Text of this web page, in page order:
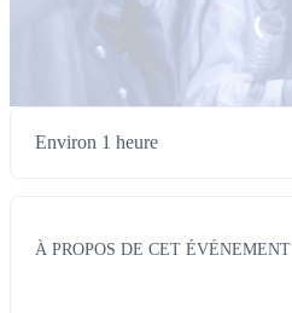
Environ 1 heure
À PROPOS DE CET ÉVÉNEMENT